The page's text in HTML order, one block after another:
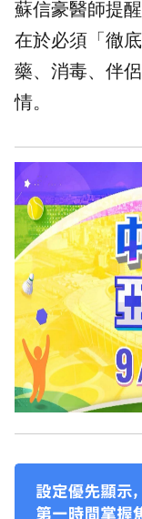
蘇信豪醫師提
在於必須「徹
藥、消毒、伴
情。